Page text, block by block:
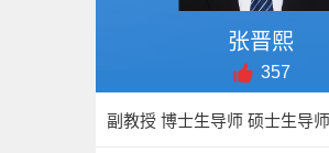
张晋熙
357
副教授 博士生导师 硕士生导师